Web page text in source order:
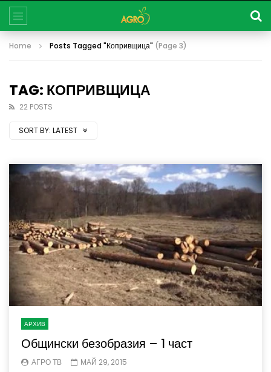
Home Posts Tagged "Копривщица" (Page 3)
TAG: КОПРИВЩИЦА
22 POSTS
SORT BY: LATEST
АРХИВ
Общински безобразия – 1 част
АГРО ТВ МАЙ 29, 2015